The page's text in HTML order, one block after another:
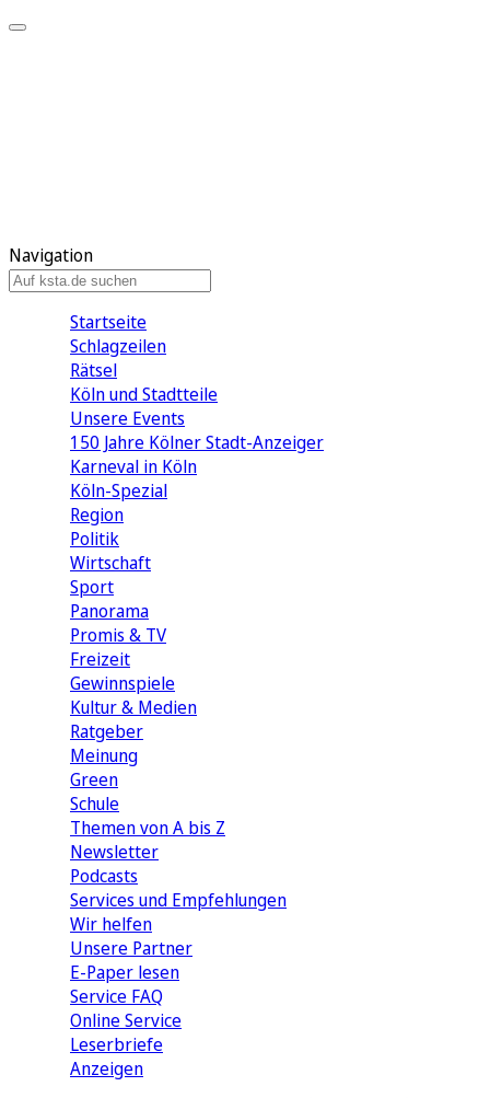
Navigation
Startseite
Schlagzeilen
Rätsel
Köln und Stadtteile
Unsere Events
150 Jahre Kölner Stadt-Anzeiger
Karneval in Köln
Köln-Spezial
Region
Politik
Wirtschaft
Sport
Panorama
Promis & TV
Freizeit
Gewinnspiele
Kultur & Medien
Ratgeber
Meinung
Green
Schule
Themen von A bis Z
Newsletter
Podcasts
Services und Empfehlungen
Wir helfen
Unsere Partner
E-Paper lesen
Service FAQ
Online Service
Leserbriefe
Anzeigen